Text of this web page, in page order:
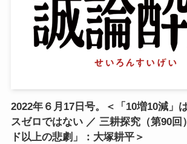
2022年６月17日号。＜「10増10減」
スゼロではない ／ 三耕探究（第90回
ド以上の悲劇」：大塚耕平＞